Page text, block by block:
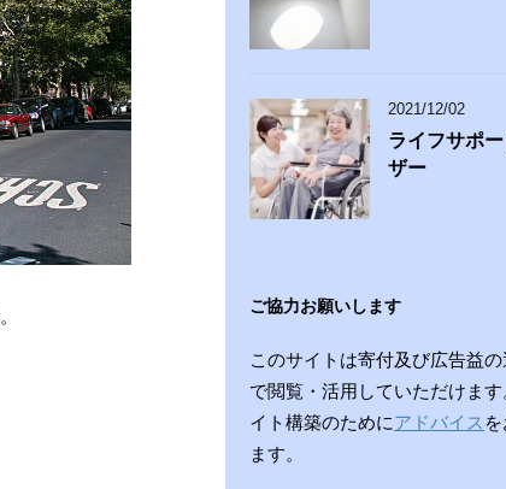
2021/12/02
ライフサポ
ザー
ご協力お願いします
このサイトは寄付及び広告益
で閲覧・活用していただけま
イト構築のためにアドバイス
ます。